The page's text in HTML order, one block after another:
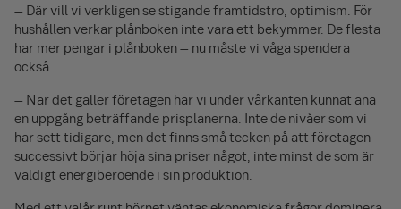
– Där vill vi verkligen se stigande framtidstro, optimism. För
hushållen verkar plånboken inte vara ett bekymmer. De flesta
har mer pengar i plånboken – nu måste vi våga spendera
också.
– När det gäller företagen har vi under vårkanten kunnat ana
en uppgång beträffande prisplanerna. Inte de nivåer som vi
har sett tidigare, men det finns små tecken på att företagen
successivt börjar höja sina priser något, inte minst de som är
väldigt energiberoende i sin produktion.